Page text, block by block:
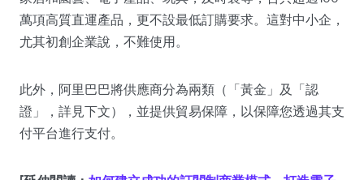
萬項高質直運產品，更不設最低訂購要求。這對中小企，
尤其初創企業說，不難使用。
此外，阿里巴巴將供應商分為兩類（「黃金」及「認
證」，詳見下文），並提供貿易保障，以保障您透過其支
付平台進行支付。